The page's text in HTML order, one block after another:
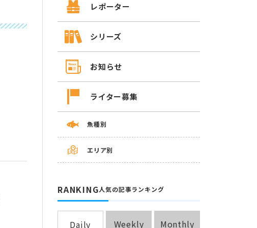
レポーター
シリーズ
お知らせ
ライター募集
魚種別
エリア別
RANKING人気の記事ランキング
Daily Weekly Monthly